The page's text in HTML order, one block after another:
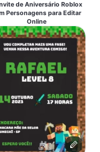
de Aniversário Roblox
Personagens para Editar
Online